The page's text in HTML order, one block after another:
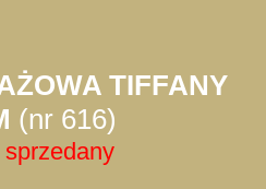
TIFFANY
(nr 616)
sprzedany